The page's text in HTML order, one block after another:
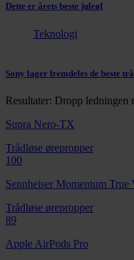
Dette er årets beste juleøl
Teknologi
Sony lager fremdeles de beste
Resultater: Dropp ledningen
Supra Nero-TX
Trådløse ørepropper
100
Sennheiser Momentum True
Trådløse ørepropper
89
Apple AirPods Pro